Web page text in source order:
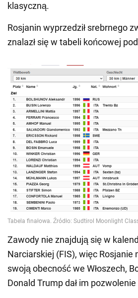
klasyczną.
Rosjanin wyprzedził srebrnego
znalazł się w tabeli końcowej
Zawody nie znajdują się w
Narciarskiej (FIS), więc
swoją obecność we Włoszech,
Donald Trump dał im pozwolenie